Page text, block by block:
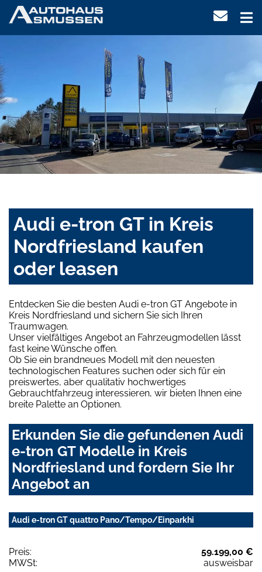
Audi e-tron GT in Kreis
Nordfriesland kaufen
oder leasen
Entdecken Sie die besten Audi e-tron GT Angebote in
Kreis Nordfriesland und sichern Sie sich Ihren
Traumwagen.
Unser vielfältiges Angebot an Fahrzeugmodellen lässt
fast keine Wünsche offen.
Ob Sie ein brandneues Modell mit den neuesten
technologischen Features suchen oder sich für ein
preiswertes, aber qualitativ hochwertiges
Gebrauchtfahrzeug interessieren, wir bieten Ihnen eine
breite Palette an Optionen.
Erkunden Sie die gefundenen Audi
e-tron GT Modelle in Kreis
Nordfriesland und fordern Sie Ihr
Angebot an
Audi e-tron GT quattro Pano/Tempo/Einparkhi
Preis:
59.199,00 €
MWSt:
ausweisbar